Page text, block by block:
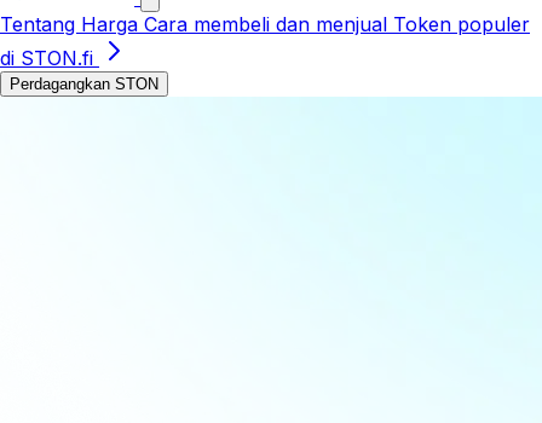
Tentang Harga Cara membeli dan menjual Token populer
di STON.fi
Perdagangkan STON